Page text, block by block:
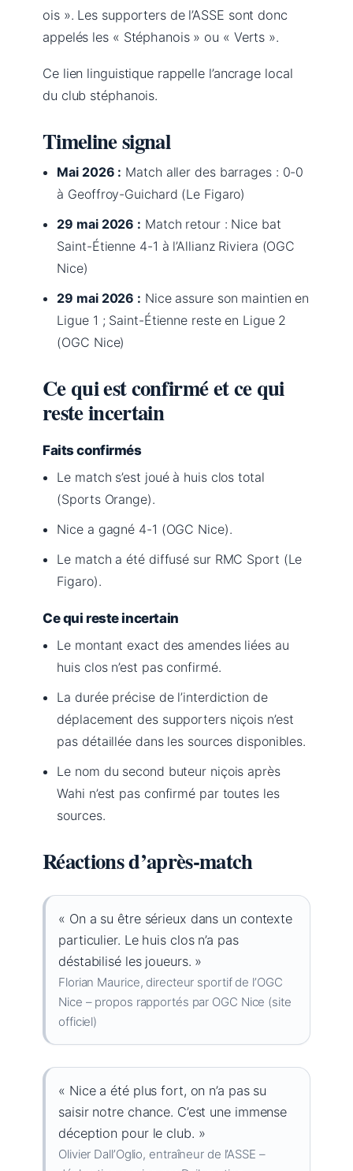
ois ». Les supporters de l’ASSE sont donc
appelés les « Stéphanois » ou « Verts ».
Ce lien linguistique rappelle l’ancrage local
du club stéphanois.
Timeline signal
Mai 2026 : Match aller des barrages : 0-0
à Geoffroy-Guichard (Le Figaro)
29 mai 2026 : Match retour : Nice bat
Saint-Étienne 4-1 à l’Allianz Riviera (OGC
Nice)
29 mai 2026 : Nice assure son maintien en
Ligue 1 ; Saint-Étienne reste en Ligue 2
(OGC Nice)
Ce qui est confirmé et ce qui
reste incertain
Faits confirmés
Le match s’est joué à huis clos total
(Sports Orange).
Nice a gagné 4-1 (OGC Nice).
Le match a été diffusé sur RMC Sport (Le
Figaro).
Ce qui reste incertain
Le montant exact des amendes liées au
huis clos n’est pas confirmé.
La durée précise de l’interdiction de
déplacement des supporters niçois n’est
pas détaillée dans les sources disponibles.
Le nom du second buteur niçois après
Wahi n’est pas confirmé par toutes les
sources.
Réactions d’après-match
« On a su être sérieux dans un contexte
particulier. Le huis clos n’a pas
déstabilisé les joueurs. »
Florian Maurice, directeur sportif de l’OGC
Nice – propos rapportés par OGC Nice (site
officiel)
« Nice a été plus fort, on n’a pas su
saisir notre chance. C’est une immense
déception pour le club. »
Olivier Dall’Oglio, entraîneur de l’ASSE –